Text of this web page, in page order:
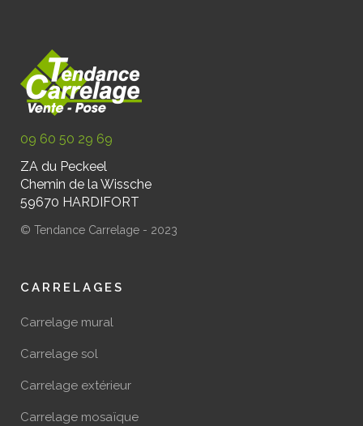
09 60 50 29 69
ZA du Peckeel
Chemin de la Wissche
59670 HARDIFORT
© Tendance Carrelage - 2023
CARRELAGES
Carrelage mural
Carrelage sol
Carrelage extérieur
Carrelage mosaïque